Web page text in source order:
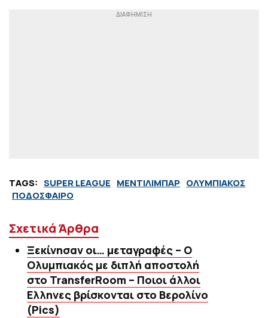
TAGS: SUPER LEAGUE ΜΕΝΤΙΛΙΜΠΑΡ ΟΛΥΜΠΙΑΚΟΣ
ΠΟΔΟΣΦΑΙΡΟ
Σχετικά Άρθρα
Ξεκίνησαν οι… μεταγραφές – Ο
Ολυμπιακός με διπλή αποστολή
στο TransferRoom – Ποιοι άλλοι
Ελληνες βρίσκονται στο Βερολίνο
(Pics)